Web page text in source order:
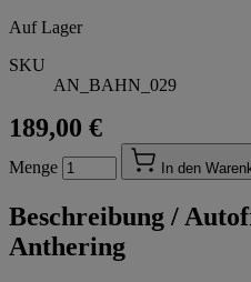
Auf Lager
SKU
AN_BAHN_029
189,00 €
Menge In den
Beschreibung /
Anthering